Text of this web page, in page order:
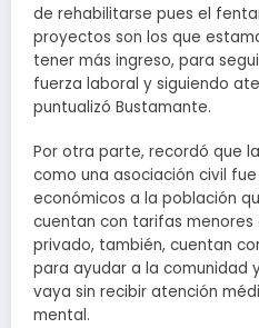
de rehabilitarse pues el
proyectos son los que
tener más ingreso, para
fuerza laboral y siguiendo
puntualizó Bustamante.
Por otra parte, recordó que
como una asociación civil
económicos a la población
cuentan con tarifas menores
privado, también, cuentan
para ayudar a la comunidad
vaya sin recibir atención
mental.